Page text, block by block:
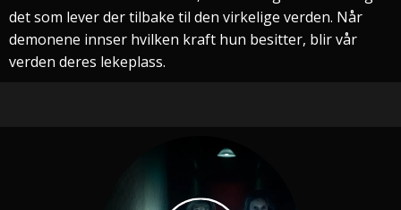
det som lever der tilbake til den virkelige verden. Når
demonene innser hvilken kraft hun besitter, blir vår
verden deres lekeplass.